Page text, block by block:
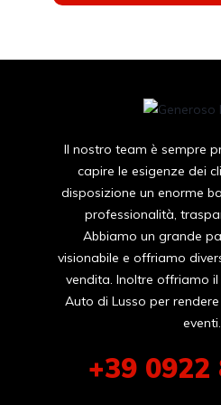
Il nostro team è sempre
capire le esigenze dei
disposizione un enorme
professionalità,
Abbiamo un grande
visionabile e offriamo
vendita. Inoltre offriamo
Auto di Lusso per
eventi.
+39 0922